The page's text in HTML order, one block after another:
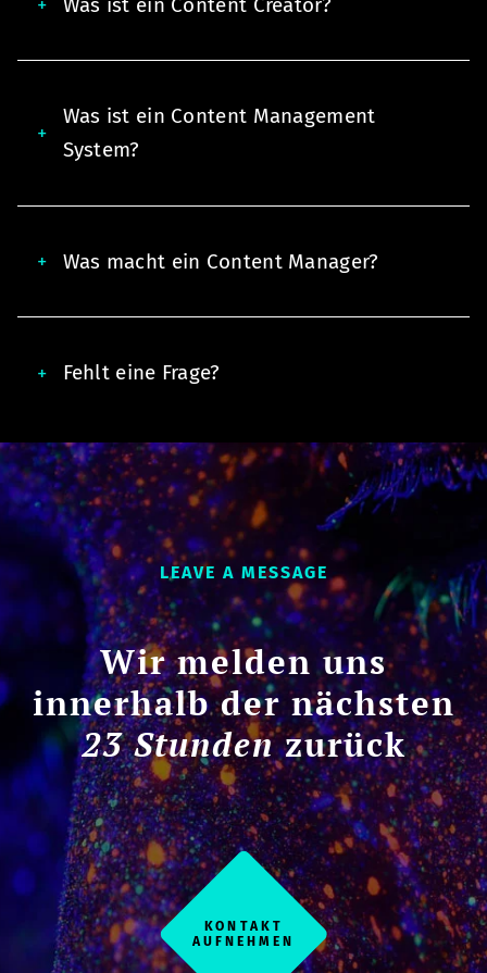
Was ist ein Content Management
System?
Was macht ein Content Manager?
Fehlt eine Frage?
LEAVE A MESSAGE
Wir melden uns
innerhalb der nächsten
23 Stundenzurück
KONTAKT
AUFNEHMEN